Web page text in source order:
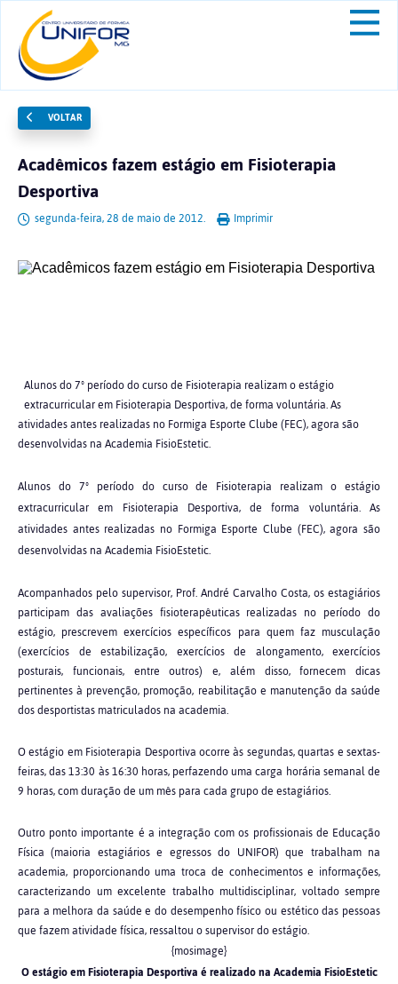
VOLTAR
Acadêmicos fazem estágio em Fisioterapia
Desportiva
segunda-feira, 28 de maio de 2012. Imprimir
Alunos do 7º período do curso de Fisioterapia realizam o estágio
extracurricular em Fisioterapia Desportiva, de forma voluntária. As
atividades antes realizadas no Formiga Esporte Clube (FEC), agora são
desenvolvidas na Academia FisioEstetic.
Alunos do 7º período do curso de Fisioterapia realizam o estágio
extracurricular em Fisioterapia Desportiva, de forma voluntária. As
atividades antes realizadas no Formiga Esporte Clube (FEC), agora são
desenvolvidas na Academia FisioEstetic.
Acompanhados pelo supervisor, Prof. André Carvalho Costa, os estagiários
participam das avaliações fisioterapêuticas realizadas no período do
estágio, prescrevem exercícios específicos para quem faz musculação
(exercícios de estabilização, exercícios de alongamento, exercícios
posturais, funcionais, entre outros) e, além disso, fornecem dicas
pertinentes à prevenção, promoção, reabilitação e manutenção da saúde
dos desportistas matriculados na academia.
O estágio em Fisioterapia Desportiva ocorre às segundas, quartas e sextas-
feiras, das 13:30 às 16:30 horas, perfazendo uma carga horária semanal de
9 horas, com duração de um mês para cada grupo de estagiários.
Outro ponto importante é a integração com os profissionais de Educação
Física (maioria estagiários e egressos do UNIFOR) que trabalham na
academia, proporcionando uma troca de conhecimentos e informações,
caracterizando um excelente trabalho multidisciplinar, voltado sempre
para a melhora da saúde e do desempenho físico ou estético das pessoas
que fazem atividade física, ressaltou o supervisor do estágio.
{mosimage}
O estágio em Fisioterapia Desportiva é realizado na Academia FisioEstetic